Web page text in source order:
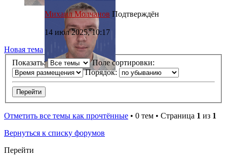
Михаил Молчанов Подтверждён
14 июл 2025, 10:17
Новая тема
Показать:
Поле сортировки:
Порядок:
Отметить все темы как прочтённые • 0 тем • Страница 1 из 1
Вернуться к списку форумов
Перейти